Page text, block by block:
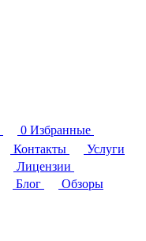
0 Избранные
Контакты
Услуги
Лицензии
Блог
Обзоры